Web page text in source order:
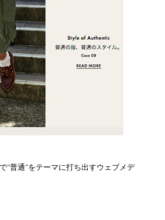
"普通"をテーマに打ち出すウェブメデ